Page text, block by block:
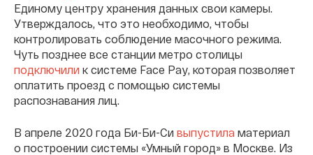
Единому центру хранения данных свои камеры.
Утверждалось, что это необходимо, чтобы
контролировать соблюдение масочного режима.
Чуть позднее все станции метро столицы
подключили к системе Face Pay, которая позволяет
оплатить проезд с помощью системы
распознавания лиц.
В апреле 2020 года Би-Би-Си выпустила материал
о построении системы «Умный город» в Москве. Из